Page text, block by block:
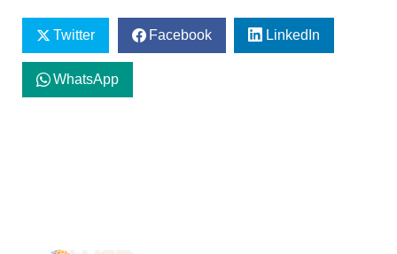
Twitter Facebook LinkedIn
WhatsApp